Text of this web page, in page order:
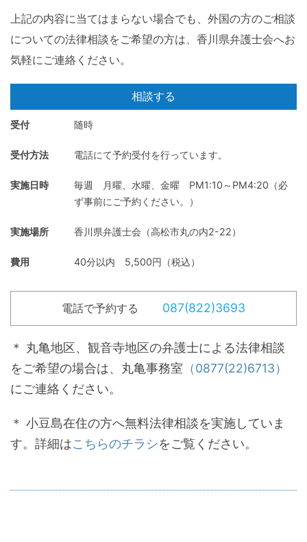
上記の内容に当てはまらない場合でも、外国の方のご相談
についての法律相談をご希望の方は、香川県弁護士会へお
気軽にご連絡ください。
相談する
受付 随時
受付方法 電話にて予約受付を行っています。
実施日時
毎週 月曜、水曜、金曜 PM1:10～PM4:20（必
ず事前にご予約ください。）
実施場所 香川県弁護士会（高松市丸の内2-22）
費用 40分以内 5,500円（税込）
電話で予約する 087(822)3693
＊ 丸亀地区、観音寺地区の弁護士による法律相談
をご希望の場合は、丸亀事務室 （0877(22)6713）
にご連絡ください。
＊ 小豆島在住の方へ無料法律相談を実施していま
す。詳細はこちらのチラシをご覧ください。